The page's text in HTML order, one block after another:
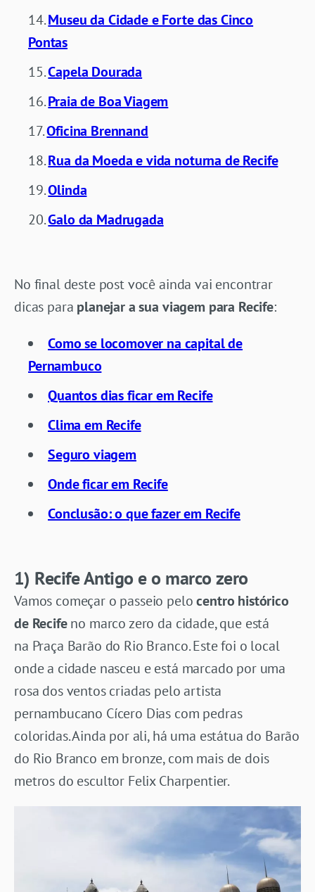
Museu da Cidade e Forte das Cinco
Pontas
Capela Dourada
Praia de Boa Viagem
Oficina Brennand
Rua da Moeda e vida noturna de Recife
Olinda
Galo da Madrugada
No final deste post você ainda vai encontrar
dicas para planejar a sua viagem para Recife:
Como se locomover na capital de
Pernambuco
Quantos dias ficar em Recife
Clima em Recife
Seguro viagem
Onde ficar em Recife
Conclusão: o que fazer em Recife
1) Recife Antigo e o marco zero
Vamos começar o passeio pelocentro histórico
de Recifeno marco zero da cidade, que está
na Praça Barão do Rio Branco. Este foi o local
onde a cidade nasceu e está marcado por uma
rosa dos ventos criadas pelo artista
pernambucano Cícero Dias com pedras
coloridas.Ainda por ali, há uma estátua do Barão
do Rio Branco em bronze, com mais de dois
metros do escultor Felix Charpentier.